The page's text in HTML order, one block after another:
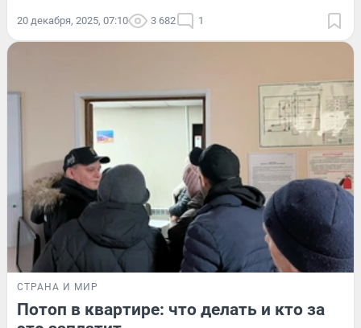
20 декабря, 2025, 07:10 3 682 1
СТРАНА И МИР
Потоп в квартире: что делать и кто за